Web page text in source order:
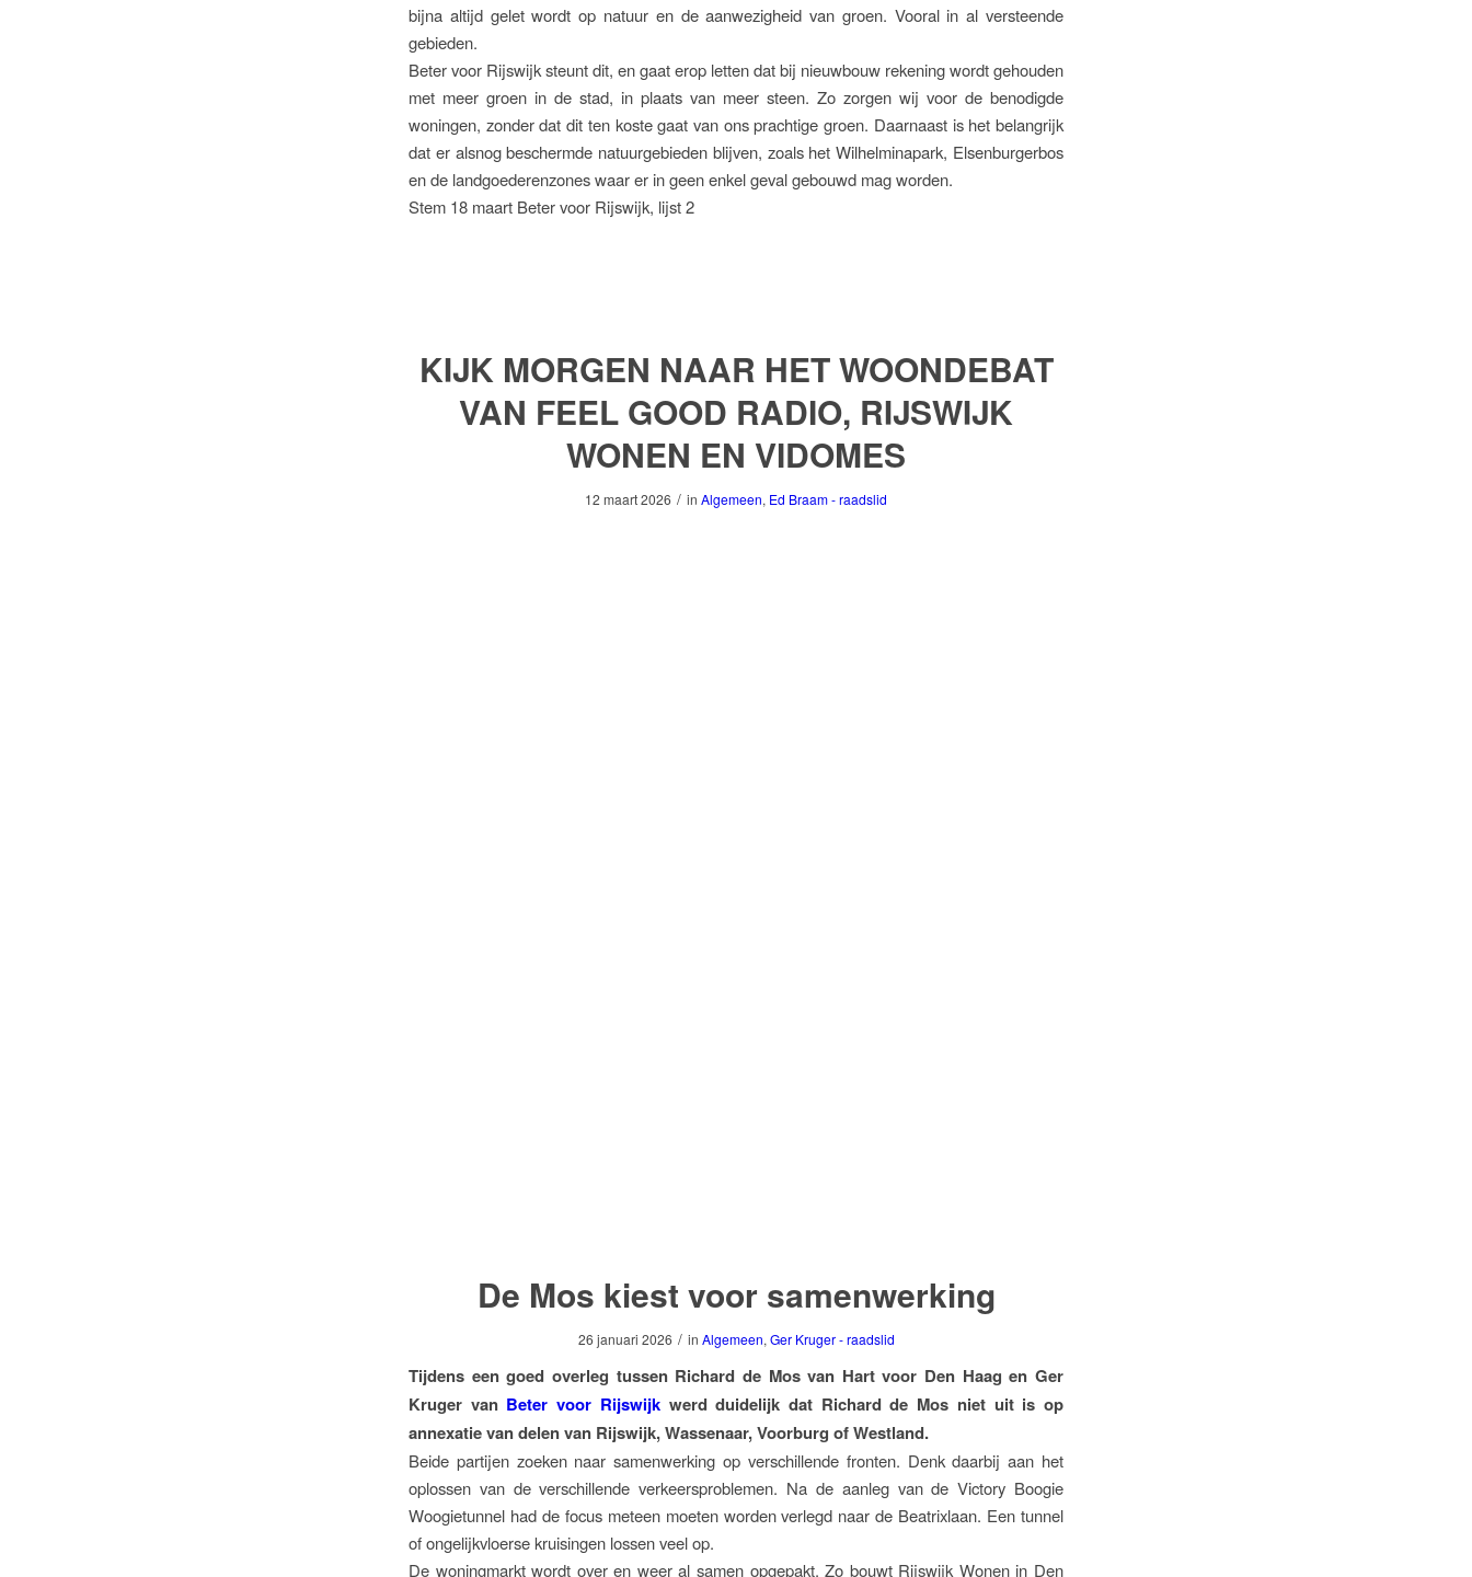
bijna altijd gelet wordt op natuur en de aanwezigheid van groen. Vooral in al versteende
gebieden.
Beter voor Rijswijk steunt dit, en gaat erop letten dat bij nieuwbouw rekening wordt gehouden
met meer groen in de stad, in plaats van meer steen. Zo zorgen wij voor de benodigde
woningen, zonder dat dit ten koste gaat van ons prachtige groen. Daarnaast is het belangrijk
dat er alsnog beschermde natuurgebieden blijven, zoals het Wilhelminapark, Elsenburgerbos
en de landgoederenzones waar er in geen enkel geval gebouwd mag worden.
Stem 18 maart Beter voor Rijswijk, lijst 2
KIJK MORGEN NAAR HET WOONDEBAT
VAN FEEL GOOD RADIO, RIJSWIJK
WONEN EN VIDOMES
12 maart 2026 / in Algemeen, Ed Braam - raadslid
De Mos kiest voor samenwerking
26 januari 2026 / in Algemeen,Ger Kruger - raadslid
Tijdens een goed overleg tussen Richard de Mos van Hart voor Den Haag en Ger
Kruger van Beter voor Rijswijkwerd duidelijk dat Richard de Mos niet uit is op
annexatie van delen van Rijswijk, Wassenaar, Voorburg of Westland.
Beide partijen zoeken naar samenwerking op verschillende fronten. Denk daarbij aan het
oplossen van de verschillende verkeersproblemen. Na de aanleg van de Victory Boogie
Woogietunnel had de focus meteen moeten worden verlegd naar de Beatrixlaan. Een tunnel
of ongelijkvloerse kruisingen lossen veel op.
De woningmarkt wordt over en weer al samen opgepakt. Zo bouwt Rijswijk Wonen in Den